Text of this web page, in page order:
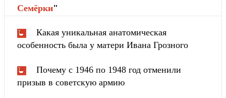
Cемёрки"
Какая уникальная анатомическая
особенность была у матери Ивана Грозного
Почему с 1946 по 1948 год отменили
призыв в советскую армию